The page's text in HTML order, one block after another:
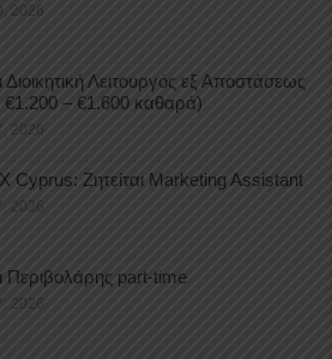
2026
Διοικητική Λειτουργός εξ Αποστάσεως
€1.200 – €1.600 καθαρά)
2026
Cyprus: Ζητείται Marketing Assistant
2026
Περιβολάρης part-time
2026